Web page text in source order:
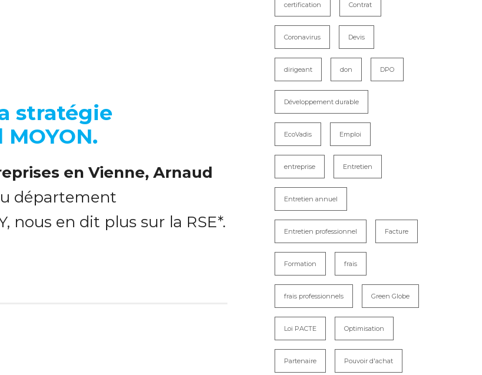
stratégie
en Vienne, Arnaud
département
nous en dit plus sur la RSE*.
certification Contrat
Coronavirus Devis
dirigeant don DPO
Développement durable
EcoVadis Emploi
entreprise Entretien
Entretien annuel
Entretien professionnel Facture
Formation frais
frais professionnels Green Globe
Loi PACTE Optimisation
Partenaire Pouvoir d'achat